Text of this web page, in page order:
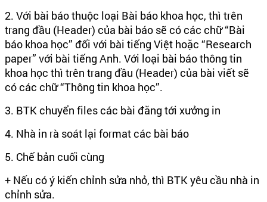
2. Với bài báo thuộc loại Bài báo khoa học, thì trên
trang đầu (Header) của bài báo sẽ có các chữ “Bài
báo khoa học” đối với bài tiếng Việt hoặc “Research
paper” với bài tiếng Anh. Với loại bài báo thông tin
khoa học thì trên trang đầu (Header) của bài viết sẽ
có các chữ “Thông tin khoa học”.
3. BTK chuyển files các bài đăng tới xưởng in
4. Nhà in rà soát lại format các bài báo
5. Chế bản cuối cùng
+ Nếu có ý kiến chỉnh sửa nhỏ, thì BTK yêu cầu nhà in
chỉnh sửa.